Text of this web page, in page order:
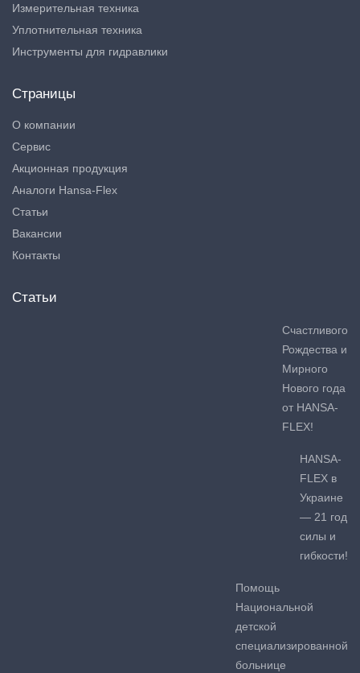
Измерительная техника
Уплотнительная техника
Инструменты для гидравлики
Страницы
О компании
Сервис
Акционная продукция
Аналоги Hansa-Flex
Статьи
Вакансии
Контакты
Статьи
Счастливого
Рождества и
Мирного
Нового года
от HANSA-
FLEX!
HANSA-
FLEX в
Украине
— 21 год
силы и
гибкости!
Помощь
Национальной
детской
специализированной
больнице